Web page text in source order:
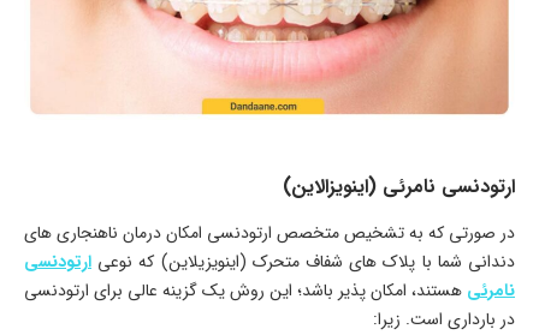
ارتودنسی نامرئی (اینویزالاین)
در صورتی که به تشخیص متخصص ارتودنسی امکان درمان ناهنجاری های
دندانی شما با پلاک های شفاف متحرک (اینویزیلاین) که نوعی ارتودنسی
نامرئی هستند، امکان پذیر باشد؛ این روش یک گزینه عالی برای ارتودنسی
در بارداری است. زیرا: